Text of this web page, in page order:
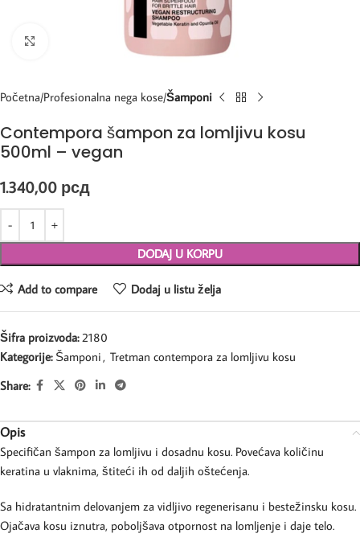
Kliknite za uvećanje
Početna Profesionalna nega kose Šamponi
Contempora šampon za lomljivu kosu
500ml – vegan
1.340,00 рсд
DODAJ U KORPU
Add to compare Dodaj u listu želja
Šifra proizvoda:2180
Kategorije: Šamponi, Tretman contempora za lomljivu kosu
Share:
Opis
Specifičan šampon za lomljivu i dosadnu kosu. Povećava količinu
keratina u vlaknima, štiteći ih od daljih oštećenja.
Sa hidratantnim delovanjem za vidljivo regenerisanu i bestežinsku kosu.
Ojačava kosu iznutra, poboljšava otpornost na lomljenje i daje telo.